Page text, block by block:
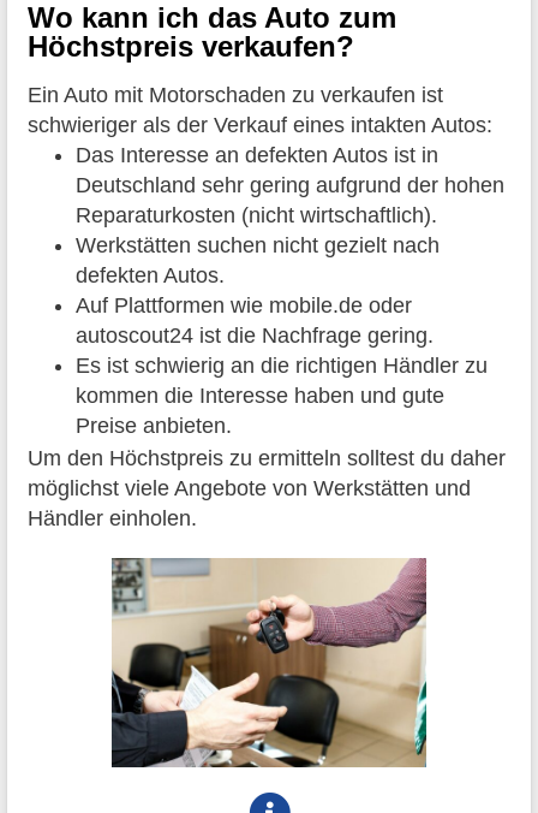
Wo kann ich das Auto zum
Höchstpreis verkaufen?
Ein Auto mit Motorschaden zu verkaufen ist
schwieriger als der Verkauf eines intakten Autos:
Das Interesse an defekten Autos ist in
Deutschland sehr gering aufgrund der hohen
Reparaturkosten (nicht wirtschaftlich).
Werkstätten suchen nicht gezielt nach
defekten Autos.
Auf Plattformen wie mobile.de oder
autoscout24 ist die Nachfrage gering.
Es ist schwierig an die richtigen Händler zu
kommen die Interesse haben und gute
Preise anbieten.
Um den Höchstpreis zu ermitteln solltest du daher
möglichst viele Angebote von Werkstätten und
Händler einholen.